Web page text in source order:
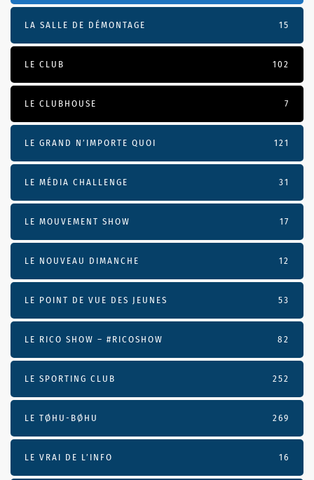
LA SALLE DE DÉMONTAGE 15
LE CLUB 102
LE CLUBHOUSE 7
LE GRAND N’IMPORTE QUOI 121
LE MÉDIA CHALLENGE 31
LE MOUVEMENT SHOW 17
LE NOUVEAU DIMANCHE 12
LE POINT DE VUE DES JEUNES 53
LE RICO SHOW – #RICOSHOW 82
LE SPORTING CLUB 252
LE TØHU-BØHU 269
LE VRAI DE L’INFO 16